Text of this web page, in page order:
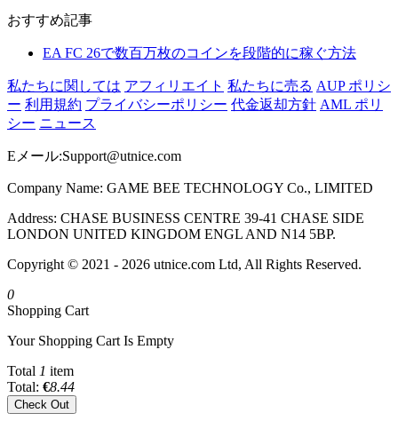
おすすめ記事
EA FC 26で数百万枚のコインを段階的に稼ぐ方法
私たちに関しては アフィリエイト 私たちに売る AUP ポリシ
ー 利用規約 プライバシーポリシー 代金返却方針 AML ポリ
シー ニュース
Eメール:Support@utnice.com
Company Name: GAME BEE TECHNOLOGY Co., LIMITED
Address: CHASE BUSINESS CENTRE 39-41 CHASE SIDE
LONDON UNITED KINGDOM ENGL AND N14 5BP.
Copyright © 2021 - 2026 utnice.com Ltd, All Rights Reserved.
0
Shopping Cart
Your Shopping Cart Is Empty
Total 1 item
Total: €8.44
Check Out